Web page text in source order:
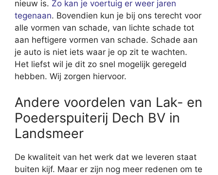
nieuw is. Zo kan je voertuig er weer jaren
tegenaan. Bovendien kun je bij ons terecht voor
alle vormen van schade, van lichte schade tot
aan heftigere vormen van schade. Schade aan
je auto is niet iets waar je op zit te wachten.
Het liefst wil je dit zo snel mogelijk geregeld
hebben. Wij zorgen hiervoor.
Andere voordelen van Lak- en
Poederspuiterij Dech BV in
Landsmeer
De kwaliteit van het werk dat we leveren staat
buiten kijf. Maar er zijn nog meer redenen om te